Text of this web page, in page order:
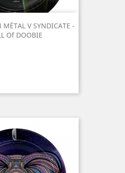
MÉTAL V SYNDICATE -
Of DOOBIE